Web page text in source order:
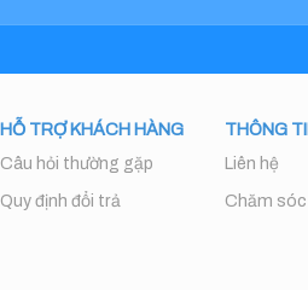
HỖ TRỢ KHÁCH HÀNG
Câu hỏi thường gặp
Quy định đổi trả
THÔNG
Liên hệ
Chăm